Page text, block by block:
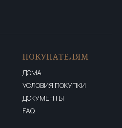
ПОКУПАТЕЛЯМ
ДОМА
УСЛОВИЯ ПОКУПКИ
ДОКУМЕНТЫ
FAQ